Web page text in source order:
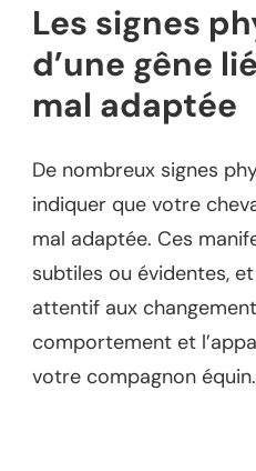
Les signes
d’une gêne
mal adaptée
De nombreux signes
indiquer que votre
mal adaptée. Ces
subtiles ou évidentes,
attentif aux
comportement et
votre compagnon équin.